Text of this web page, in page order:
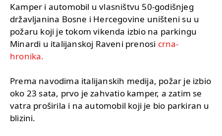
Kamper i automobil u vlasništvu 50-godišnjeg
državljanina Bosne i Hercegovine uništeni su u
požaru koji je tokom vikenda izbio na parkingu
Minardi u italijanskoj Raveni prenosi crna-
hronika.
Prema navodima italijanskih medija, požar je izbio
oko 23 sata, prvo je zahvatio kamper, a zatim se
vatra proširila i na automobil koji je bio parkiran u
blizini.